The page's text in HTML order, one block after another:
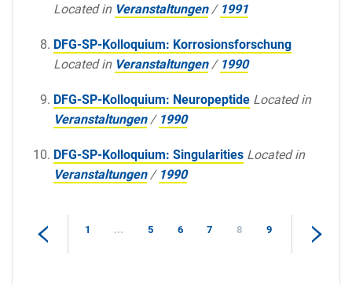
Located in Veranstaltungen / 1991
DFG-SP-Kolloquium: Korrosionsforschung
Located in Veranstaltungen / 1990
DFG-SP-Kolloquium: Neuropeptide Located in
Veranstaltungen / 1990
DFG-SP-Kolloquium: Singularities Located in
Veranstaltungen / 1990
1 ... 5 6 7 8 9